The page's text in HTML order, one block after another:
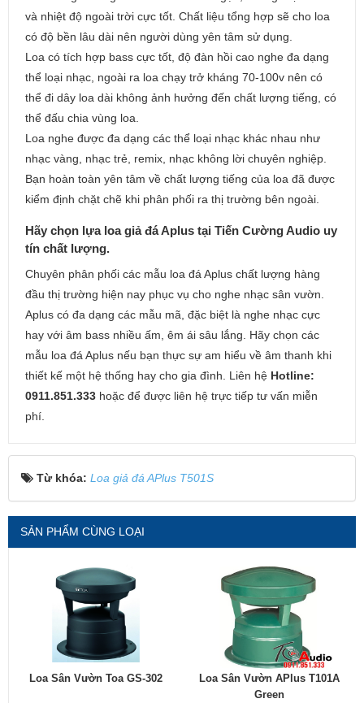
và nhiệt độ ngoài trời cực tốt. Chất liệu tổng hợp sẽ cho loa
có độ bền lâu dài nên người dùng yên tâm sử dụng.
Loa có tích hợp bass cực tốt, độ đàn hồi cao nghe đa dạng
thể loại nhạc, ngoài ra loa chạy trở kháng 70-100v nên có
thể đi dây loa dài không ảnh hưởng đến chất lượng tiếng, có
thể đấu chia vùng loa.
Loa nghe được đa dạng các thể loại nhạc khác nhau như
nhạc vàng, nhạc trẻ, remix, nhạc không lời chuyên nghiệp.
Bạn hoàn toàn yên tâm về chất lượng tiếng của loa đã được
kiểm định chặt chẽ khi phân phối ra thị trường bên ngoài.
Hãy chọn lựa loa giả đá Aplus tại Tiến Cường Audio uy
tín chất lượng.
Chuyên phân phối các mẫu loa đá Aplus chất lượng hàng
đầu thị trường hiện nay phục vụ cho nghe nhạc sân vườn.
Aplus có đa dạng các mẫu mã, đặc biệt là nghe nhạc cực
hay với âm bass nhiều ấm, êm ái sâu lắng. Hãy chọn các
mẫu loa đá Aplus nếu bạn thực sự am hiểu về âm thanh khi
thiết kế một hệ thống hay cho gia đình. Liên hệ Hotline:
0911.851.333 hoặc để được liên hệ trực tiếp tư vấn miễn
phí.
Từ khóa: Loa giả đá APlus T501S
SẢN PHẨM CÙNG LOẠI
Loa Sân Vườn Toa GS-302
Loa Sân Vườn APlus T101A
Green